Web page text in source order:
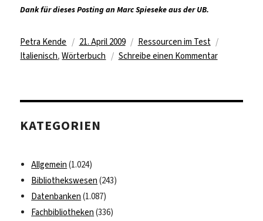
Dank für dieses Posting an Marc Spieseke aus der UB.
Autor
Petra Kende
Veröffentlicht
am
21. April 2009 Kategorien
Ressourcen im Test
Italienisch,Wörterbuch Schreibe einen Kommentarzu
Italienisch-
KATEGORIEN
Allgemein (1.024)
Bibliothekswesen (243)
Datenbanken (1.087)
Fachbibliotheken (336)